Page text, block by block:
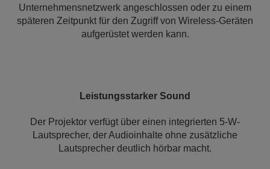
Unternehmensnetzwerk angeschlossen oder zu einem
späteren Zeitpunkt für den Zugriff von Wireless-Geräten
aufgerüstet werden kann.
Leistungsstarker Sound
Der Projektor verfügt über einen integrierten 5-W-
Lautsprecher, der Audioinhalte ohne zusätzliche
Lautsprecher deutlich hörbar macht.